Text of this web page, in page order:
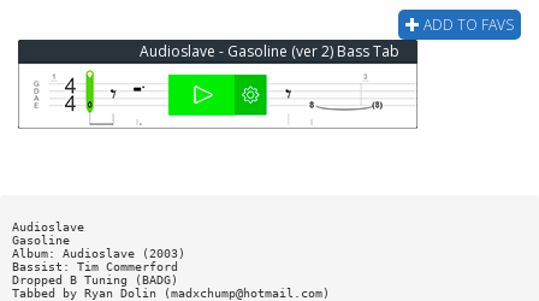
ADD TO FAVS
Audioslave - Gasoline (ver 2) Bass Tab
Audioslave
Gasoline
Album: Audioslave (2003)
Bassist: Tim Commerford
Dropped B Tuning (BADG)
Tabbed by Ryan Dolin (madxchump@hotmail.com)